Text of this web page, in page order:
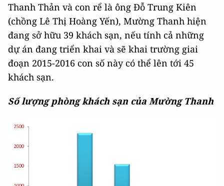
Thanh Thản và con rể là ông Đỗ Trung Kiên
(chồng Lê Thị Hoàng Yến), Mường Thanh hiện
đang sở hữu 39 khách sạn, nếu tính cả những
dự án đang triển khai và sẽ khai trường giai
đoạn 2015-2016 con số này có thể lên tới 45
khách sạn.
Số lượng phòng khách sạn của Mường Thanh